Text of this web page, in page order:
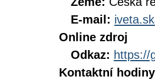
E-mail:
Online zdroj
Odkaz: https://
Kontaktní